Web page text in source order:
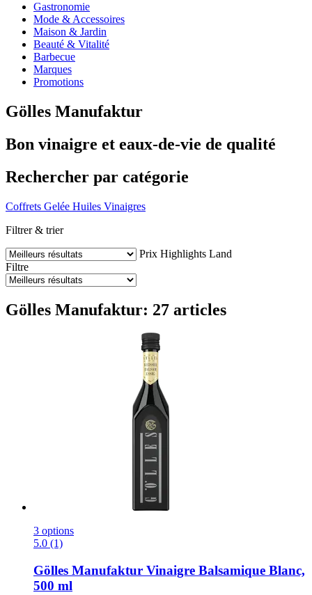
Gastronomie
Mode & Accessoires
Maison & Jardin
Beauté & Vitalité
Barbecue
Marques
Promotions
Gölles Manufaktur
Bon vinaigre et eaux-de-vie de qualité
Rechercher par catégorie
Coffrets Gelée Huiles Vinaigres
Filtrer & trier
Prix Highlights Land
Filtre
Gölles Manufaktur: 27 articles
3 options
5.0 (1)
Gölles Manufaktur Vinaigre Balsamique Blanc,
500 ml